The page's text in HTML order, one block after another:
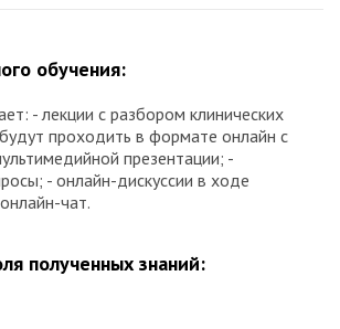
обучения:
- лекции с разбором клинических
проходить в формате онлайн с
презентации; -
- онлайн-дискуссии в ходе
чат.
полученных знаний: